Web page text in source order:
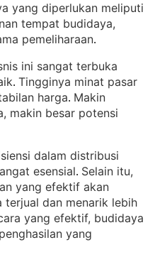
yang diperlukan meliputi
tempat budidaya,
pemeliharaan.
ini sangat terbuka
. Tingginya minat pasar
harga. Makin
makin besar potensi
dalam distribusi
esensial. Selain itu,
yang efektif akan
terjual dan menarik lebih
yang efektif, budidaya
yang